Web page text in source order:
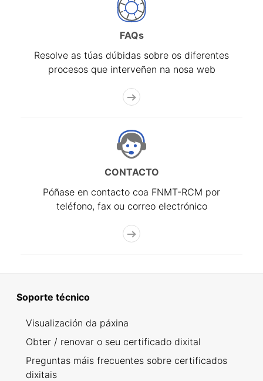
FAQs
Resolve as túas dúbidas sobre os diferentes
procesos que interveñen na nosa web
CONTACTO
Póñase en contacto coa FNMT-RCM por
teléfono, fax ou correo electrónico
Soporte técnico
Visualización da páxina
Obter / renovar o seu certificado dixital
Preguntas máis frecuentes sobre certificados
dixitais